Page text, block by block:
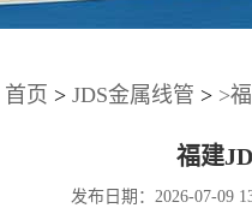
首页 >JDS金属线管 > >
福建
发布日期：2026-07-09